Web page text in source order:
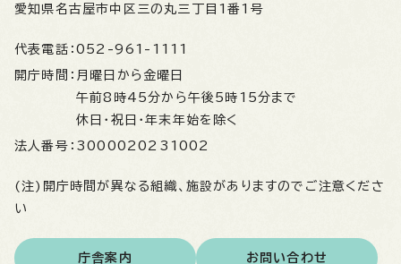
愛知県名古屋市中区三の丸三丁目1番1号
代表電話： 052-961-1111
開庁時間： 月曜日から金曜日
午前8時45分から午後5時15分まで
休日・祝日・年末年始を除く
法人番号： 3000020231002
(注)開庁時間が異なる組織、施設がありますのでご注意くださ
い
庁舎案内 お問い合わせ